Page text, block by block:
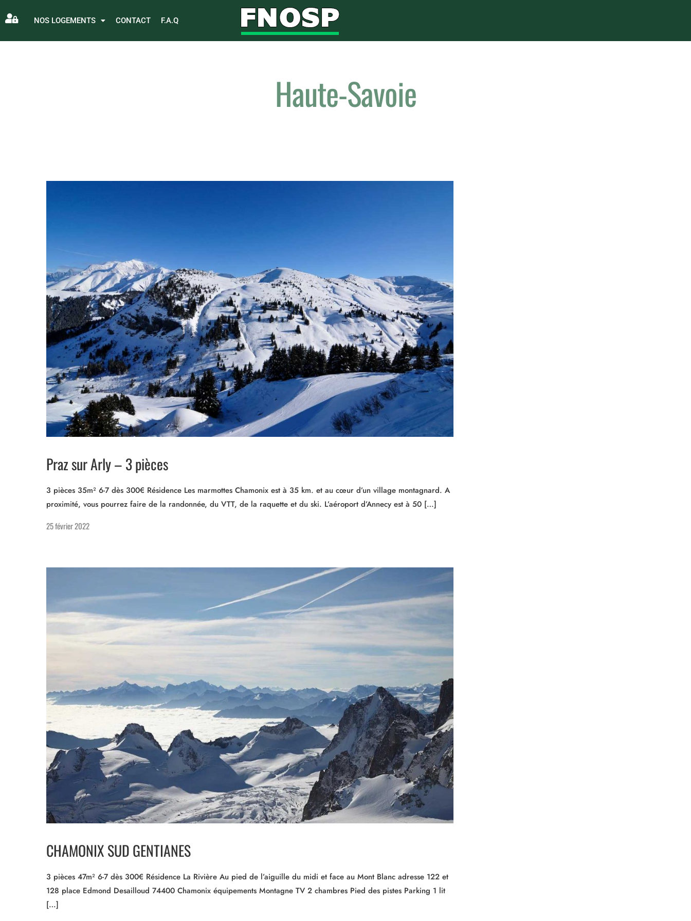
Nos logements
Contact
NOS LOGEMENTS CONTACT F.A.Q
Haute-Savoie
Praz sur Arly – 3 pièces
3 pièces 35m² 6-7 dès 300€ Résidence Les marmottes Chamonix est à 35 km. et au cœur d’un village montagnard. A
proximité, vous pourrez faire de la randonnée, du VTT, de la raquette et du ski. L’aéroport d’Annecy est à 50 […]
25 février 2022
CHAMONIX SUD GENTIANES
3 pièces 47m² 6-7 dès 300€ Résidence La Rivière Au pied de l’aiguille du midi et face au Mont Blanc adresse 122 et
128 place Edmond Desailloud 74400 Chamonix équipements Montagne TV 2 chambres Pied des pistes Parking 1 lit
[…]